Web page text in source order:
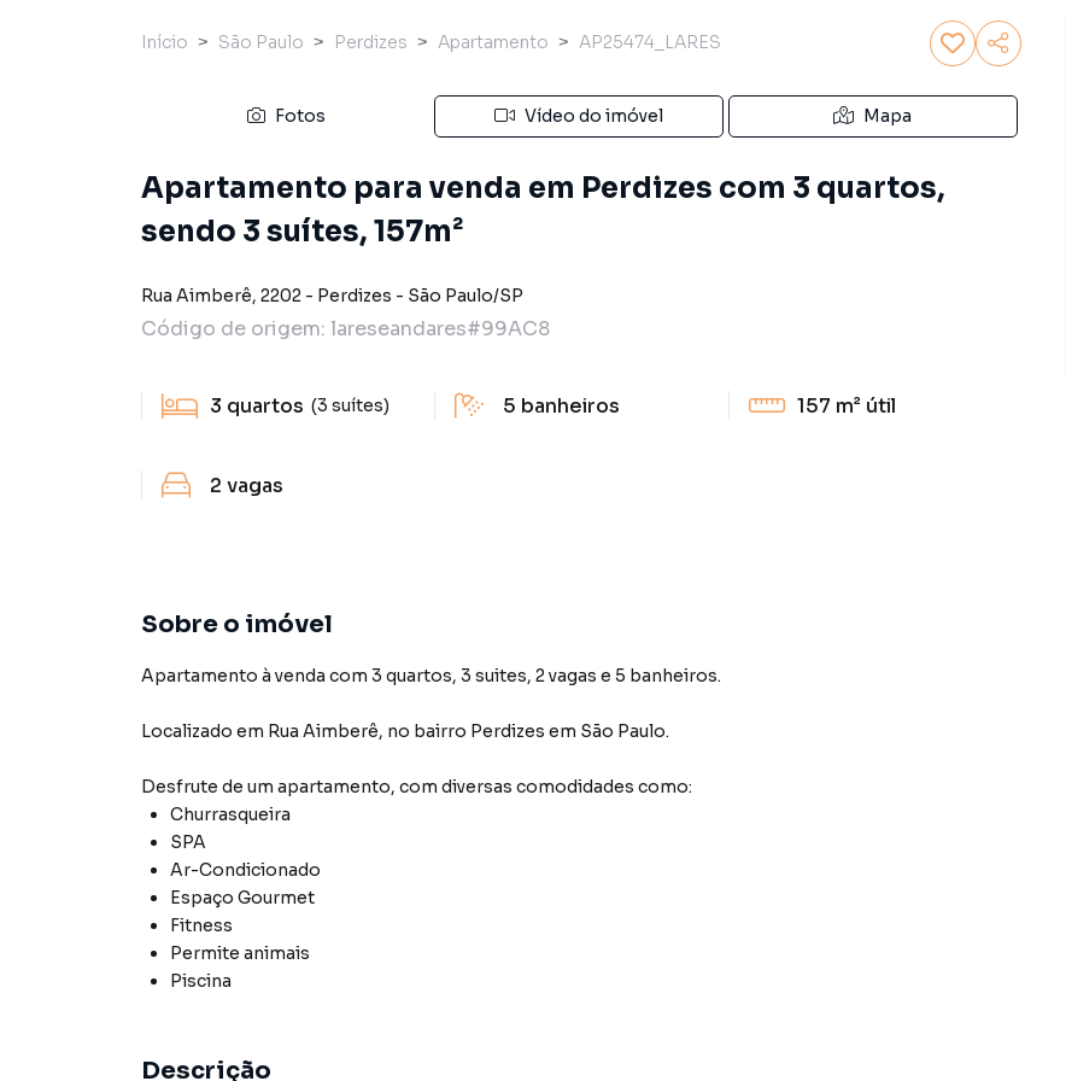
Início São Paulo Perdizes Apartamento AP25474_LARES
Fotos Vídeo do imóvel Mapa
Apartamento para venda em Perdizes com 3 quartos,
sendo 3 suítes, 157m²
Rua Aimberê, 2202 - Perdizes - São Paulo/SP
Código de origem: lareseandares#99AC8
3 quartos (3 suítes) 5 banheiros 157 m² útil
2 vagas
Sobre o imóvel
Apartamento à venda com 3 quartos, 3 suites, 2 vagas e 5 banheiros.
Localizado em Rua Aimberê, no bairro Perdizes em São Paulo.
Desfrute de um apartamento, com diversas comodidades como:
Churrasqueira
SPA
Ar-Condicionado
Espaço Gourmet
Fitness
Permite animais
Piscina
Descrição